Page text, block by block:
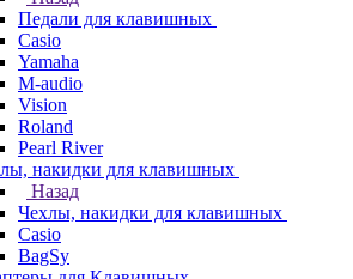
Педали для клавишных
Casio
Yamaha
M-audio
Vision
Roland
Pearl River
накидки для клавишных
Назад
Чехлы, накидки для клавишных
Casio
BagSy